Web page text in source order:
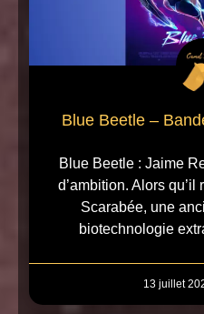
Blue Beetle –
Blue Beetle : Jaime
d’ambition. Alors qu’il
Scarabée, une
biotechnologie
13 juillet